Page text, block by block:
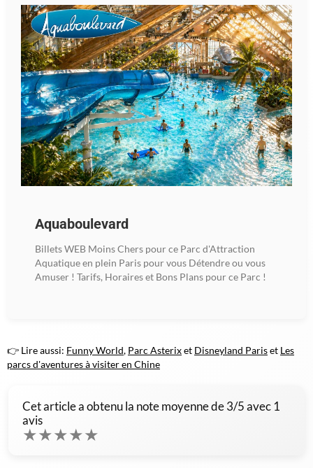
Aquaboulevard
Billets WEB Moins Chers pour ce Parc d'Attraction
Aquatique en plein Paris pour vous Détendre ou vous
Amuser ! Tarifs, Horaires et Bons Plans pour ce Parc !
👉 Lire aussi: Funny World, Parc Asterixet Disneyland Pariset Les
parcs d'aventures à visiter en Chine
Cet article a obtenu la note moyenne de3/5 avec 1
avis
★★★★★